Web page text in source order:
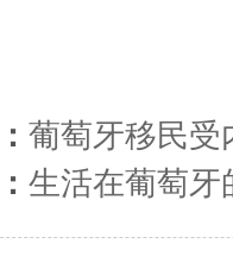
葡萄牙移民
生活在葡萄牙